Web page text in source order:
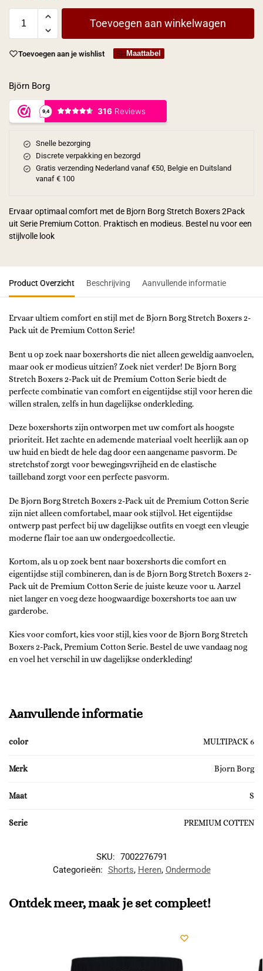
Toevoegen aan winkelwagen
Toevoegen aan je wishlist Maattabel
Björn Borg
Snelle bezorging
Discrete verpakking en bezorgd
Gratis verzending Nederland vanaf €50, Belgie en Duitsland
vanaf € 100
Ervaar optimaal comfort met de Bjorn Borg Stretch Boxers 2Pack
uit Serie Premium Cotton. Praktisch en modieus. Bestel nu voor een
stijlvolle look
Product Overzicht Beschrijving Aanvullende informatie
Ervaar ultiem comfort en stijl met de Bjorn Borg Stretch Boxers 2-
Pack uit de Premium Cotton Serie!
Bent u op zoek naar boxershorts die niet alleen geweldig aanvoelen,
maar ook er modieus uitzien? Zoek niet verder! De Bjorn Borg
Stretch Boxers 2-Pack uit de Premium Cotton Serie biedt de
perfecte combinatie van comfort en eigentijdse stijl voor heren die
willen stralen, zelfs in hun dagelijkse onderkleding.
Deze boxershorts zijn ontworpen met uw comfort als hoogste
prioriteit. Het zachte en ademende materiaal voelt heerlijk aan op
uw huid en biedt de hele dag door een aangename pasvorm. De
stretchstof zorgt voor bewegingsvrijheid en de elastische
tailleband zorgt voor een perfecte pasvorm.
De Bjorn Borg Stretch Boxers 2-Pack uit de Premium Cotton Serie
zijn niet alleen comfortabel, maar ook stijlvol. Het eigentijdse
ontwerp past perfect bij uw dagelijkse outfits en voegt een vleugje
moderne flair toe aan uw ondergoedcollectie.
Kortom, als u op zoek bent naar boxershorts die comfort en
eigentijdse stijl combineren, dan is de Bjorn Borg Stretch Boxers 2-
Pack uit de Premium Cotton Serie de juiste keuze voor u. Aarzel
niet langer en voeg deze hoogwaardige boxershorts toe aan uw
garderobe.
Kies voor comfort, kies voor stijl, kies voor de Bjorn Borg Stretch
Boxers 2-Pack, Premium Cotton Serie. Bestel de uwe vandaag nog
en voel het verschil in uw dagelijkse onderkleding!
Aanvullende informatie
color MULTIPACK 6
Merk Bjorn Borg
Maat S
Serie PREMIUM COTTEN
SKU: 7002276791
Categorieën: Shorts, Heren, Ondermode
Ontdek meer, maak je set compleet!